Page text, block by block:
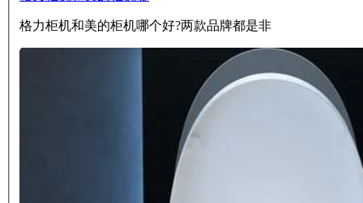
格力柜机和美的柜机哪个好?两款品牌都是非